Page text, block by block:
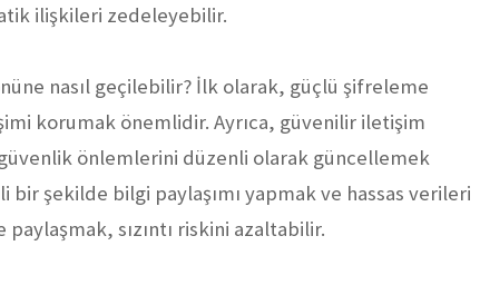
ilişkileri zedeleyebilir.
nasıl geçilebilir? İlk olarak, güçlü şifreleme
korumak önemlidir. Ayrıca, güvenilir iletişim
önlemlerini düzenli olarak güncellemek
şekilde bilgi paylaşımı yapmak ve hassas verileri
sızıntı riskini azaltabilir.